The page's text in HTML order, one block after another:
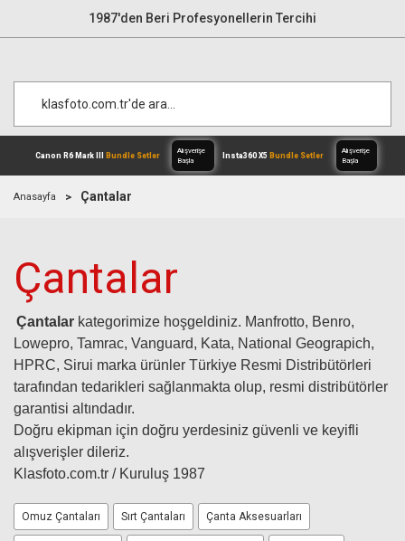
1987'den Beri Profesyonellerin Tercihi
Canon R6 Mark III
Anasayfa Çantalar
Çantalar
Çantalar kategorimize hoşgeldiniz. Manfrotto, Benro,
Lowepro, Tamrac, Vanguard, Kata, National Geograpich,
HPRC, Sirui marka ürünler Türkiye Resmi Distribütörleri
tarafından tedarikleri sağlanmakta olup, resmi distribütörler
garantisi altındadır.
Doğru ekipman için doğru yerdesiniz güvenli ve keyifli
alışverişler dileriz.
Klasfoto.com.tr / Kuruluş 1987
Omuz Çantaları Sırt Çantaları Çanta Aksesuarları